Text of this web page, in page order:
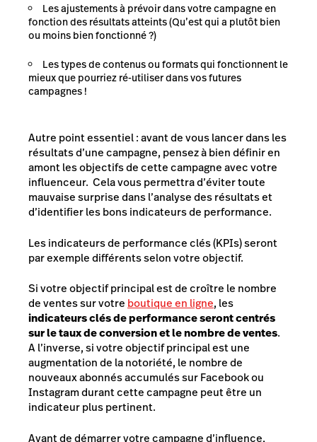
Les ajustements à prévoir dans votre campagne en
fonction des résultats atteints (Qu’est qui a plutôt bien
ou moins bien fonctionné ?)
Les types de contenus ou formats qui fonctionnent le
mieux que pourriez ré-utiliser dans vos futures
campagnes !
Autre point essentiel : avant de vous lancer dans les
résultats d’une campagne, pensez à bien définir en
amont les objectifs de cette campagne avec votre
influenceur. Cela vous permettra d’éviter toute
mauvaise surprise dans l’analyse des résultats et
d’identifier les bons indicateurs de performance.
Les indicateurs de performance clés (KPIs) seront
par exemple différents selon votre objectif.
Si votre objectif principal est de croître le nombre
de ventes sur votre boutique en ligne, les
indicateurs clés de performance seront centrés
sur le taux de conversion et le nombre de ventes.
A l’inverse, si votre objectif principal est une
augmentation de la notoriété, le nombre de
nouveaux abonnés accumulés sur Facebook ou
Instagram durant cette campagne peut être un
indicateur plus pertinent.
Avant de démarrer votre campagne d’influence,